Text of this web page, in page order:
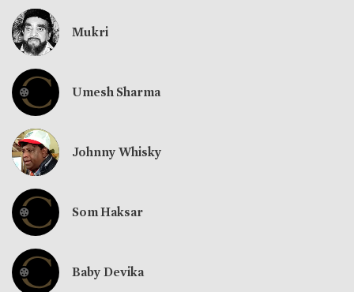
Mukri
Umesh Sharma
Johnny Whisky
Som Haksar
Baby Devika